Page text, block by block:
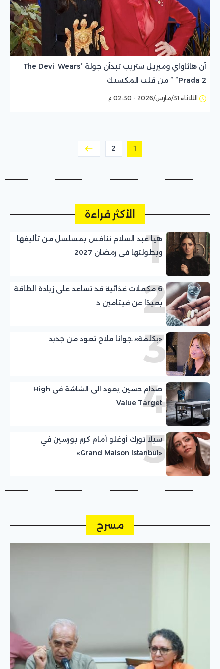
آن هاثاواي وميريل ستريب تبدآن جولة “The Devil Wears
Prada 2” ” من قلب المكسيك
الثلاثاء 31/مارس/2026 - 02:30 م
1
2
الأكثر قراءة
1
هيا عبد السلام تنافس بمسلسل من تأليفها
وبطولتها في رمضان 2027
26 مكملات غذائية قد تساعد على زيادة الطاقة
بعيدًا عن فيتامين د
3
«بكلمة»..جوانا ملاح تعود من جديد
4
صدام حسين يعود الى الشاشة فى High
Value Target
5
سيلا تورك أوغلو أمام كرم بورسين في
«Grand Maison Istanbul»
مسرح